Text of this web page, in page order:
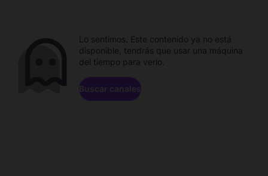
Lo sentimos. Este contenido ya no está
disponible, tendrás que usar una máquina
del tiempo para verlo.
Buscar canales